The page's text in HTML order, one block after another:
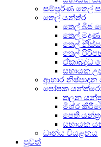
සම්පූර්ණ තෙල්
තෙල් යන්ත්ර
තෙල් බීජ
තෙල් මුද්‍රණ
තෙල්
තෙල්
ඒකාබද්ධ
සහායක
ආහාර නිෂ්පාදන
පෝෂක
තලන
මිශ්ර
පෙති යන්ත්‍ර
සහායක
ධාන්ය වියළනය
පුවත්